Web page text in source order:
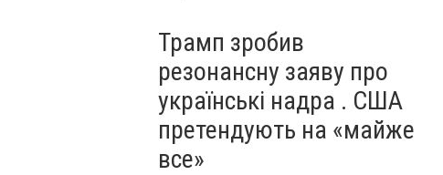
Трамп зробив
резонансну заяву про
українські надра . США
претендують на «майже
все»